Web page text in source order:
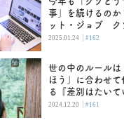
事」を続けるのか
ット・ジョブ ク
いい仕事の理論』
2025.01.24 | #162
世の中のルールは
ほう」に合わせて
る『差別はたいて
い人がする』
2024.12.20 | #161